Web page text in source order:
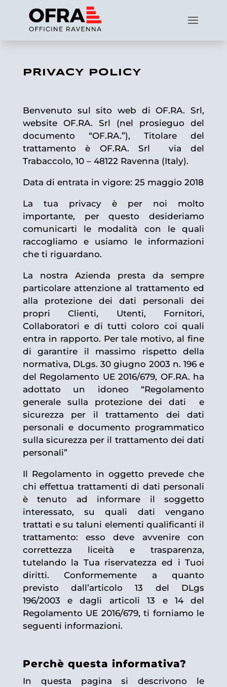
PRIVACY POLICY
Benvenuto sul sito web di OF.RA. Srl,
website OF.RA. Srl (nel prosieguo del
documento “OF.RA.”), Titolare del
trattamento è OF.RA. Srl via del
Trabaccolo, 10 – 48122 Ravenna (Italy).
Data di entrata in vigore: 25 maggio 2018
La tua privacy è per noi molto
importante, per questo desideriamo
comunicarti le modalità con le quali
raccogliamo e usiamo le informazioni
che ti riguardano.
La nostra Azienda presta da sempre
particolare attenzione al trattamento ed
alla protezione dei dati personali dei
propri Clienti, Utenti, Fornitori,
Collaboratori e di tutti coloro coi quali
entra in rapporto. Per tale motivo, al fine
di garantire il massimo rispetto della
normativa, DLgs. 30 giugno 2003 n. 196 e
del Regolamento UE 2016/679, OF.RA. ha
adottato un idoneo “Regolamento
generale sulla protezione dei dati e
sicurezza per il trattamento dei dati
personali e documento programmatico
sulla sicurezza per il trattamento dei dati
personali”
Il Regolamento in oggetto prevede che
chi effettua trattamenti di dati personali
è tenuto ad informare il soggetto
interessato, su quali dati vengano
trattati e su taluni elementi qualificanti il
trattamento: esso deve avvenire con
correttezza liceità e trasparenza,
tutelando la Tua riservatezza ed i Tuoi
diritti. Conformemente a quanto
previsto dall’articolo 13 del DLgs
196/2003 e dagli articoli 13 e 14 del
Regolamento UE 2016/679, ti forniamo le
seguenti informazioni.
Perchè questa informativa?
In questa pagina si descrivono le